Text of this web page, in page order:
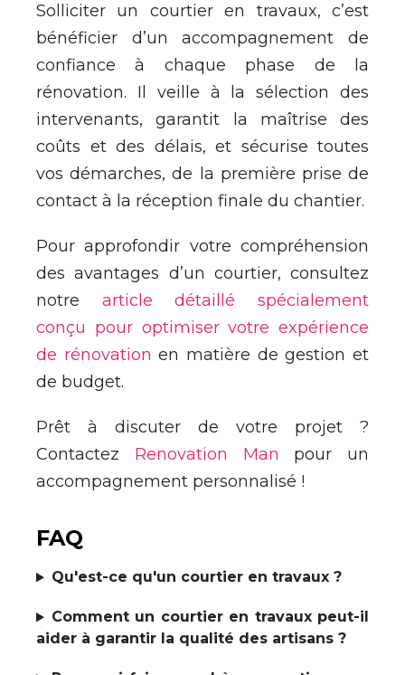
Solliciter un courtier en travaux, c’est
bénéficier d’un accompagnement de
confiance à chaque phase de la
rénovation. Il veille à la sélection des
intervenants, garantit la maîtrise des
coûts et des délais, et sécurise toutes
vos démarches, de la première prise de
contact à la réception finale du chantier.
Pour approfondir votre compréhension
des avantages d’un courtier, consultez
notre article détaillé spécialement
conçu pour optimiser votre expérience
de rénovation en matière de gestion et
de budget.
Prêt à discuter de votre projet ?
Contactez Renovation Man pour un
accompagnement personnalisé !
FAQ
Qu'est-ce qu'un courtier en travaux ?
Comment un courtier en travaux peut-il
aider à garantir la qualité des artisans ?